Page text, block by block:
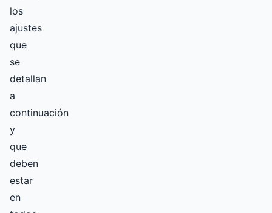
los
ajustes
que
se
detallan
a
continuación
y
que
deben
estar
en